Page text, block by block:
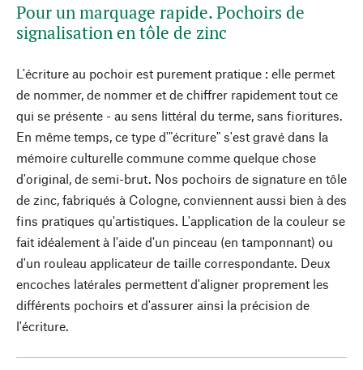
Pour un marquage rapide. Pochoirs de
signalisation en tôle de zinc
L'écriture au pochoir est purement pratique : elle permet
de nommer, de nommer et de chiffrer rapidement tout ce
qui se présente - au sens littéral du terme, sans fioritures.
En même temps, ce type d'"écriture" s'est gravé dans la
mémoire culturelle commune comme quelque chose
d'original, de semi-brut. Nos pochoirs de signature en tôle
de zinc, fabriqués à Cologne, conviennent aussi bien à des
fins pratiques qu'artistiques. L'application de la couleur se
fait idéalement à l'aide d'un pinceau (en tamponnant) ou
d'un rouleau applicateur de taille correspondante. Deux
encoches latérales permettent d'aligner proprement les
différents pochoirs et d'assurer ainsi la précision de
l'écriture.